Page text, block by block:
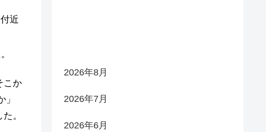
近
こか
。
2026年8月
2026年7月
2026年6月